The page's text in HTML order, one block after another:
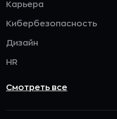
Карьера
Кибербезопасность
Дизайн
HR
Смотреть все